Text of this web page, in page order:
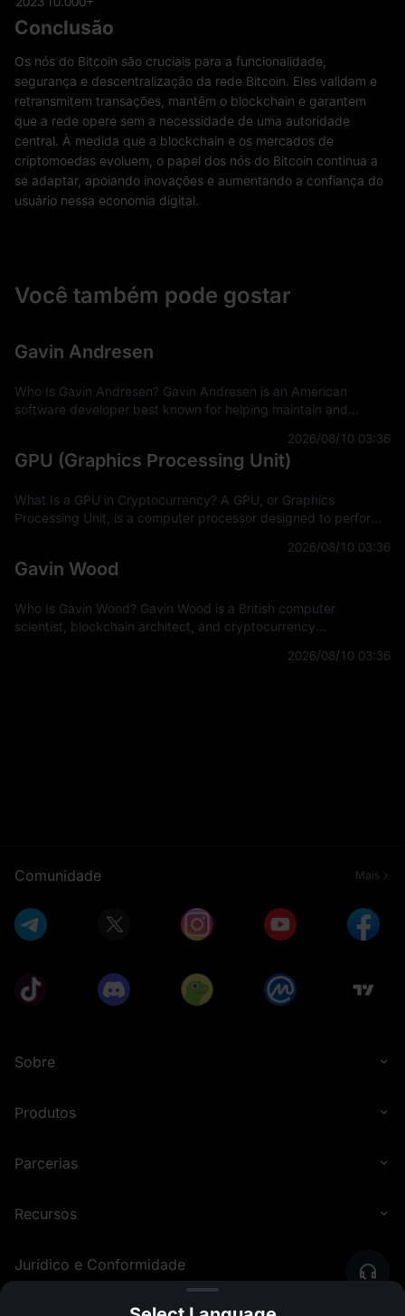
Conclusão
Os nós do Bitcoin são cruciais para a funcionalidade,
segurança e descentralização da rede Bitcoin. Eles validam e
retransmitem transações, mantêm o blockchain e garantem
que a rede opere sem a necessidade de uma autoridade
central. À medida que a blockchain e os mercados de
criptomoedas evoluem, o papel dos nós do Bitcoin continua a
se adaptar, apoiando inovações e aumentando a confiança do
usuário nessa economia digital.
Você também pode gostar
Gavin Andresen
Who Is Gavin Andresen? Gavin Andresen is an American
software developer best known for helping maintain and
2026/08/10 03:36
GPU (Graphics Processing Unit)
What Is a GPU in Cryptocurrency? A GPU, or Graphics
Processing Unit, is a computer processor designed to perform
2026/08/10 03:36
Gavin Wood
Who Is Gavin Wood? Gavin Wood is a British computer
scientist, blockchain architect, and cryptocurrency
2026/08/10 03:36
Comunidade Mais
Sobre
Produtos
Parcerias
Recursos
Jurídico e Conformidade